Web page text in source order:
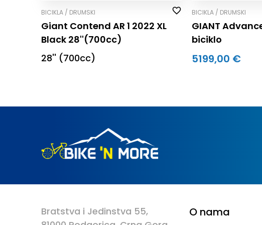
BICIKLA / DRUMSKI
Giant Contend AR 1 2022 XL
Black 28''(700cc)
28'' (700cc)
BICIKLA / DRUMSKI
GIANT
biciklo
5199,00 €
Bratstva i Jedinstva 55,
O nama